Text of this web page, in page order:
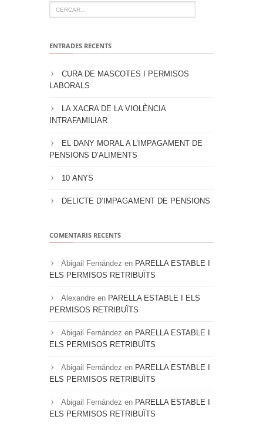
ENTRADES RECENTS
CURA DE MASCOTES I PERMISOS
LABORALS
LA XACRA DE LA VIOLÈNCIA
INTRAFAMILIAR
EL DANY MORAL A L’IMPAGAMENT DE
PENSIONS D’ALIMENTS
10 ANYS
DELICTE D’IMPAGAMENT DE PENSIONS
COMENTARIS RECENTS
Abigail Fernández en PARELLA ESTABLE I
ELS PERMISOS RETRIBUÏTS
Alexandre en PARELLA ESTABLE I ELS
PERMISOS RETRIBUÏTS
Abigail Fernández en PARELLA ESTABLE I
ELS PERMISOS RETRIBUÏTS
Abigail Fernández en PARELLA ESTABLE I
ELS PERMISOS RETRIBUÏTS
Abigail Fernández en PARELLA ESTABLE I
ELS PERMISOS RETRIBUÏTS